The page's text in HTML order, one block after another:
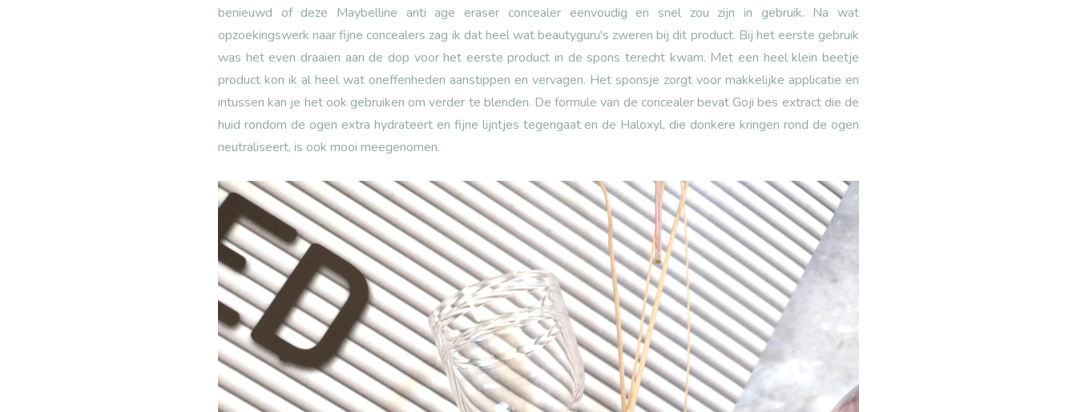
benieuwd of deze Maybelline anti age eraser concealer eenvoudig en snel zou zijn in gebruik. Na wat
opzoekingswerk naar fijne concealers zag ik dat heel wat beautyguru's zweren bij dit product. Bij het eerste gebruik
was het even draaien aan de dop voor het eerste product in de spons terecht kwam. Met een heel klein beetje
product kon ik al heel wat oneffenheden aanstippen en vervagen. Het sponsje zorgt voor makkelijke applicatie en
intussen kan je het ook gebruiken om verder te blenden. De formule van de concealer bevat Goji bes extract die de
huid rondom de ogen extra hydrateert en fijne lijntjes tegengaat en de Haloxyl, die donkere kringen rond de ogen
neutraliseert, is ook mooi meegenomen.